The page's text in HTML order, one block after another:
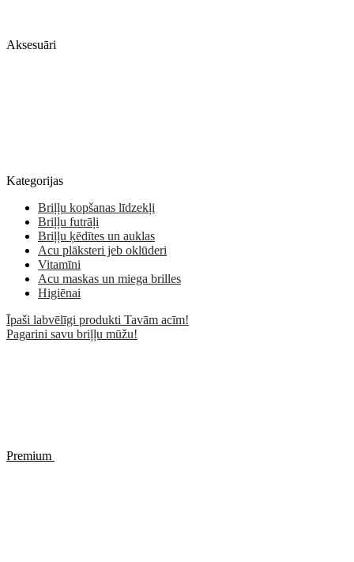
Aksesuāri
Kategorijas
Briļļu kopšanas līdzekļi
Briļļu futrāļi
Briļļu ķēdītes un auklas
Acu plāksteri jeb oklūderi
Vitamīni
Acu maskas un miega brilles
Higiēnai
Īpaši labvēlīgi produkti Tavām acīm!
Pagarini savu briļļu mūžu!
Premium